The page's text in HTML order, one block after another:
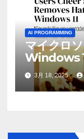
AI PROGRAMMING
マイクロ
Windows
AI機能を
ーが歓喜
3月 18, 2025